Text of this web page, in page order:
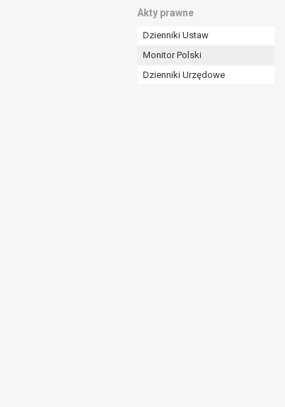
Akty prawne
Dzienniki Ustaw
Monitor Polski
Dzienniki Urzędowe
lub umownym.